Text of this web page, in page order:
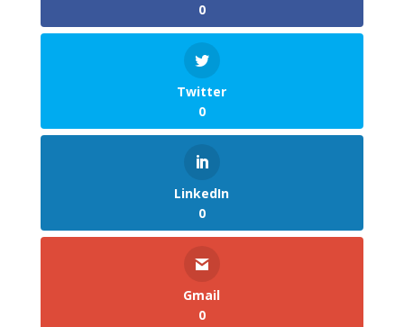
0
Twitter
0
LinkedIn
0
Gmail
0